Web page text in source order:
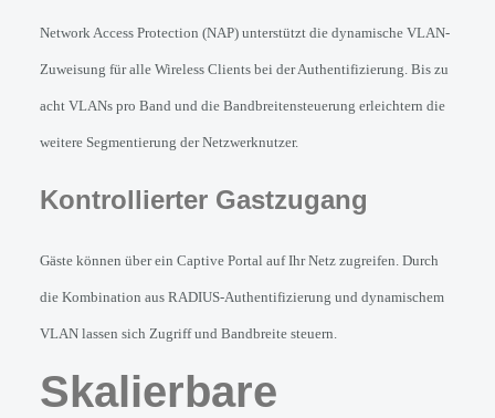
Network Access Protection (NAP) unterstützt die dynamische VLAN-
Zuweisung für alle Wireless Clients bei der Authentifizierung. Bis zu
acht VLANs pro Band und die Bandbreitensteuerung erleichtern die
weitere Segmentierung der Netzwerknutzer.
Kontrollierter Gastzugang
Gäste können über ein Captive Portal auf Ihr Netz zugreifen. Durch
die Kombination aus RADIUS-Authentifizierung und dynamischem
VLAN lassen sich Zugriff und Bandbreite steuern.
Skalierbare